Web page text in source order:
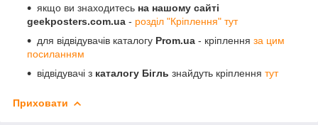
якщо ви знаходитесь на нашому сайті
geekposters.com.ua - розділ "Кріплення" тут
для відвідувачів каталогу Prom.ua - кріплення за цим
посиланням
відвідувачі з каталогу Бігль знайдуть кріплення тут
Приховати